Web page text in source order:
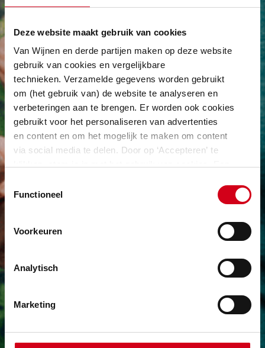
Deze website maakt gebruik van cookies
Van Wijnen en derde partijen maken op deze website
gebruik van cookies en vergelijkbare
technieken. Verzamelde gegevens worden gebruikt
om (het gebruik van) de website te analyseren en
verbeteringen aan te brengen. Er worden ook cookies
gebruikt voor het personaliseren van advertenties
en content en om het mogelijk te maken om content
via social media te delen. Door op ‘Accepteren’ te
vragen lees je in
Toestemmingsselectie
Functioneel
Voorkeuren
Analytisch
Marketing